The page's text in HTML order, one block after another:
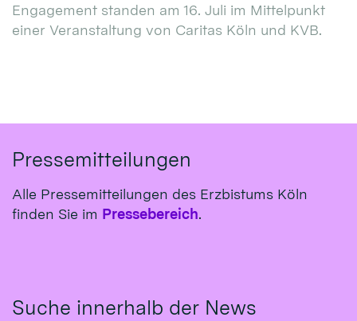
Engagement standen am 16. Juli im Mittelpunkt
einer Veranstaltung von Caritas Köln und KVB.
Pressemitteilungen
Alle Pressemitteilungen des Erzbistums Köln
finden Sie im Pressebereich.
Suche innerhalb der News